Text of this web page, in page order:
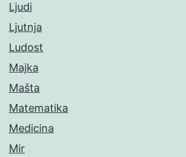
Ljudi
Ljutnja
Ludost
Majka
Mašta
Matematika
Medicina
Mir